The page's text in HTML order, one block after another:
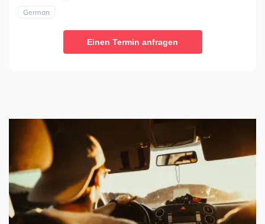
German
Einen Termin anfragen